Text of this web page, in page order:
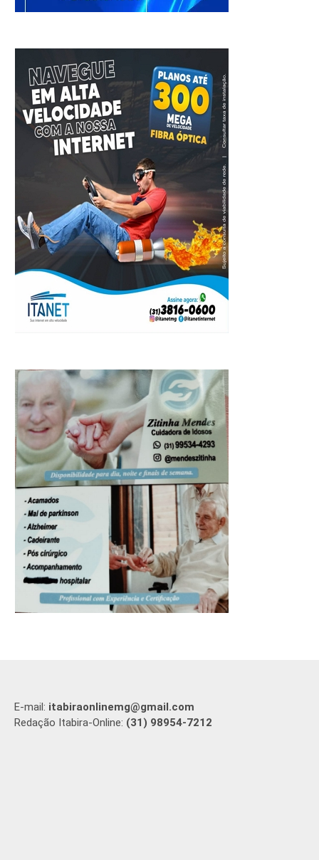
E-mail: itabiraonlinemg@gmail.com
Redação Itabira-Online: (31) 98954-7212